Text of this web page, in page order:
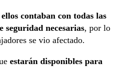
ellos contaban con todas las
seguridad necesarias, por lo
se vio afectado.
estarán disponibles para